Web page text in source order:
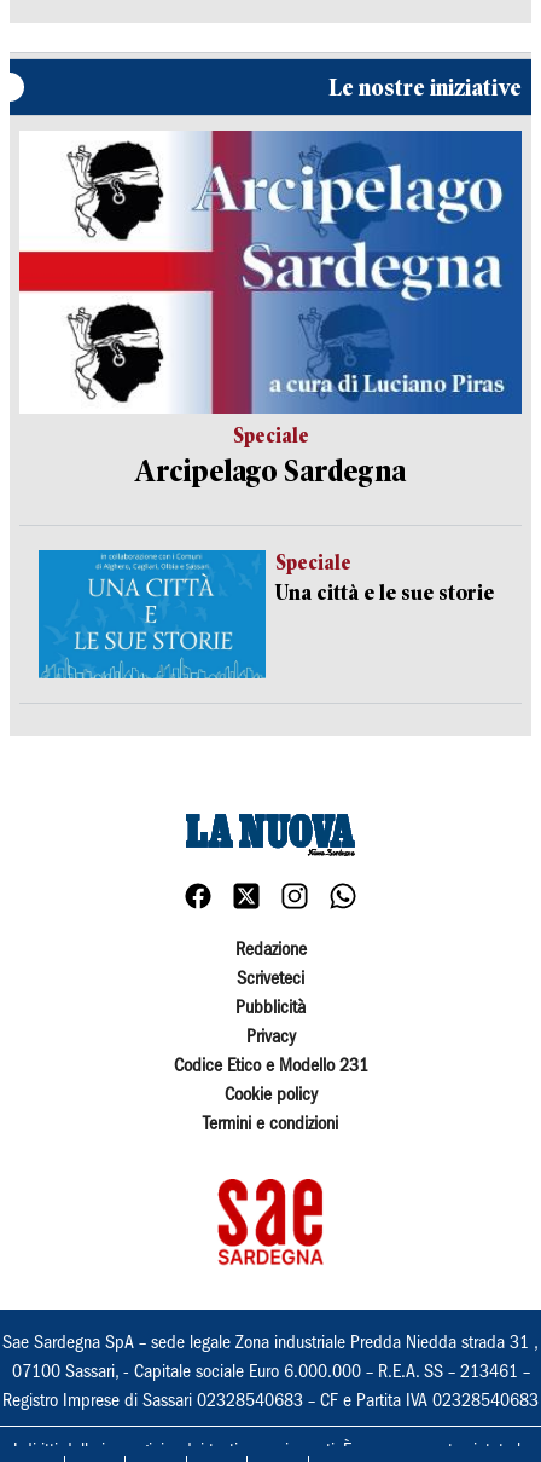
Le nostre iniziative
Speciale
Arcipelago Sardegna
Speciale
Una città e le sue storie
Redazione
Scriveteci
Pubblicità
Privacy
Codice Etico e Modello 231
Cookie policy
Termini e condizioni
Sae Sardegna SpA – sede legale Zona industriale Predda Niedda strada 31 ,
07100 Sassari, - Capitale sociale Euro 6.000.000 – R.E.A. SS – 213461 –
Registro Imprese di Sassari 02328540683 – CF e Partita IVA 02328540683
I diritti delle immagini e dei testi sono riservati. È espressamente vietata la